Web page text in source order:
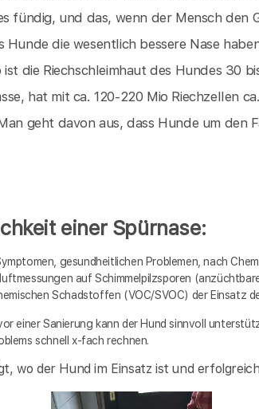
fündig, und das, wenn der Mensch den
die wesentlich bessere Nase
die Riechschleimhaut des Hundes 30
hat mit ca. 120-220 Mio Riechzellen
geht davon aus, dass Hunde um den
einer Spürnase:
gesundheitlichen Problemen, nach
auf Schimmelpilzsporen
Schadstoffen (VOC/SVOC) der Einsatz
einer Sanierung kann der Hund sinnvoll
schnell x-fach rechnen.
wo der Hund im Einsatz ist und